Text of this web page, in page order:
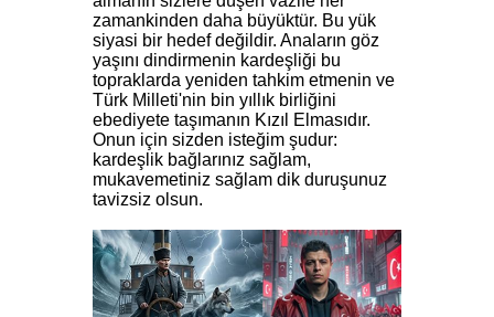
zamankinden daha büyüktür. Bu yük
siyasi bir hedef değildir. Anaların göz
yaşını dindirmenin kardeşliği bu
topraklarda yeniden tahkim etmenin ve
Türk Milleti'nin bin yıllık birliğini
ebediyete taşımanın Kızıl Elmasıdır.
Onun için sizden isteğim şudur:
kardeşlik bağlarınız sağlam,
mukavemetiniz sağlam dik duruşunuz
tavizsiz olsun.